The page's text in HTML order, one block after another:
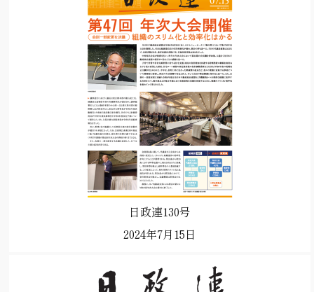
日政連130号
2024年7月15日